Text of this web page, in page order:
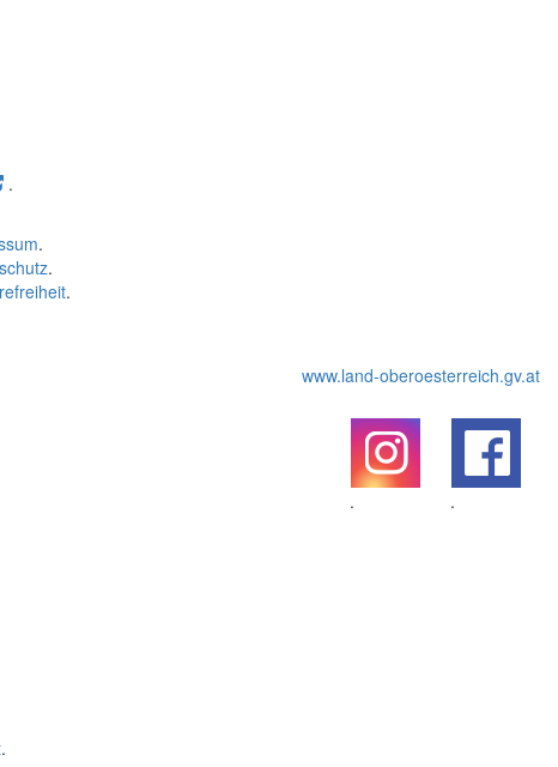
.
.
.
.
www.land-oberoesterreich.gv.at
.
.
.